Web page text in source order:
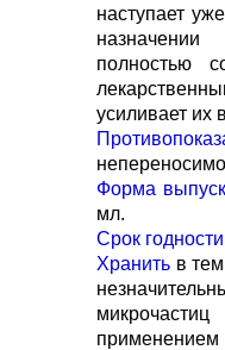
наступает
назначении
полностью
усиливает их
Форма
мл.
Срок
Хранить в
применением